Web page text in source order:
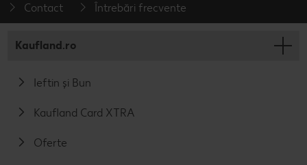
Contact Întrebări frecvente
Kaufland.ro
Ieftin și Bun
Kaufland Card XTRA
Oferte